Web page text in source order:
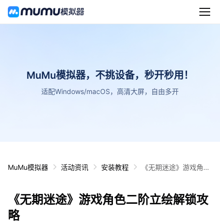
MuMu模拟器，不挑设备，秒开秒用！
适配Windows/macOS，高清大屏，自由多开
MuMu模拟器 活动资讯 安装教程
《无期迷途》游戏角色
《无期迷途》游戏角色二阶立绘解锁攻
略